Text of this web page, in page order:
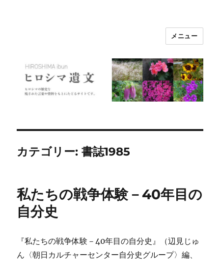
メニュー
カテゴリー:書誌1985
私たちの戦争体験－40年目の
自分史
『私たちの戦争体験－40年目の自分史』（辺見じゅ
ん〈朝日カルチャーセンター自分史グループ〉編、